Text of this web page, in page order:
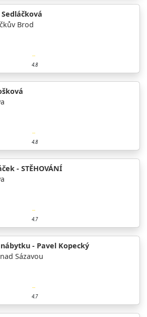
Brod
4.8
4.8
- STĚHOVÁNÍ
4.7
- Pavel Kopecký
Sázavou
4.7